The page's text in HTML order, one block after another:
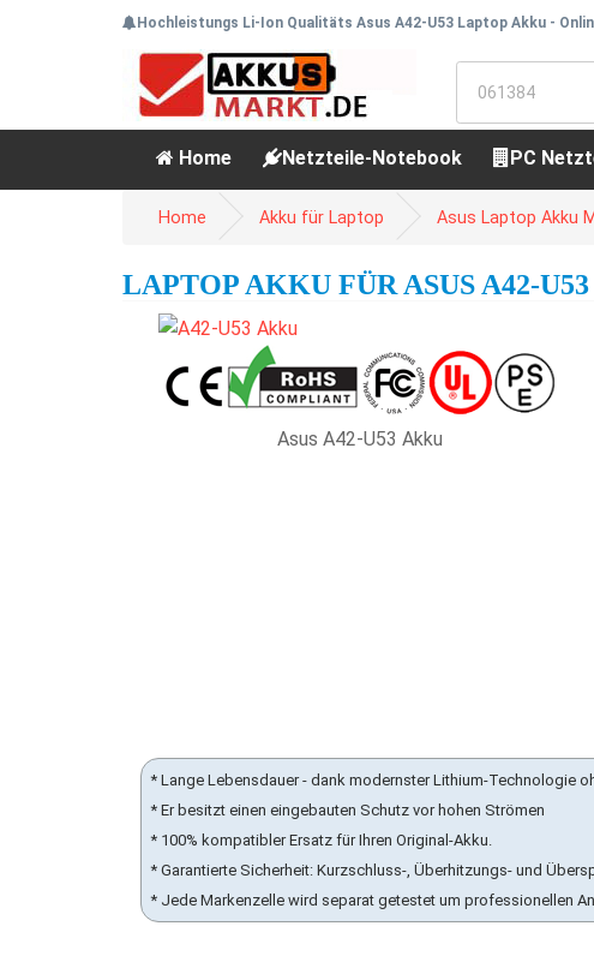
Hochleistungs Li-Ion Qualitäts Asus A42-U53 Laptop Akku -
Home Netzteile-Notebook PC
Home Akku für Laptop Asus Laptop Akku
LAPTOP AKKU FÜR ASUS A42-
Asus A42-U53 Akku
* Lange Lebensdauer - dank modernster Lithium-Technologie
* Er besitzt einen eingebauten Schutz vor hohen Strömen
* 100% kompatibler Ersatz für Ihren Original-Akku.
* Garantierte Sicherheit: Kurzschluss-, Überhitzungs- und
* Jede Markenzelle wird separat getestet um professionellen